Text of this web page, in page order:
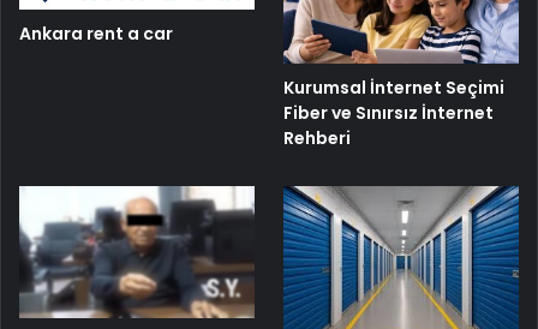
Ankara rent a car
Kurumsal İnternet Seçimi
Fiber ve Sınırsız İnternet
Rehberi